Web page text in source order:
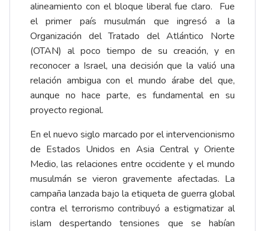
alineamiento con el bloque liberal fue claro. Fue
el primer país musulmán que ingresó a la
Organización del Tratado del Atlántico Norte
(OTAN) al poco tiempo de su creación, y en
reconocer a Israel, una decisión que la valió una
relación ambigua con el mundo árabe del que,
aunque no hace parte, es fundamental en su
proyecto regional.
En el nuevo siglo marcado por el intervencionismo
de Estados Unidos en Asia Central y Oriente
Medio, las relaciones entre occidente y el mundo
musulmán se vieron gravemente afectadas. La
campaña lanzada bajo la etiqueta de guerra global
contra el terrorismo contribuyó a estigmatizar al
islam despertando tensiones que se habían